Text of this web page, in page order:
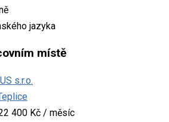
jazyka
místě
s.r.o.
400 Kč / měsíc